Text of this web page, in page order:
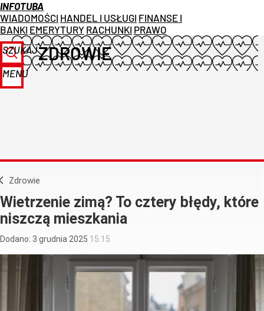
INFOTUBA
WIADOMOŚCI HANDEL I USŁUGI FINANSE I
BANKI EMERYTURY RACHUNKI PRAWO
SZUKAJ
MENU
ZDROWIE
Zdrowie
Wietrzenie zimą? To cztery błędy, które
niszczą mieszkania
Dodano: 3 grudnia 2025 15:15